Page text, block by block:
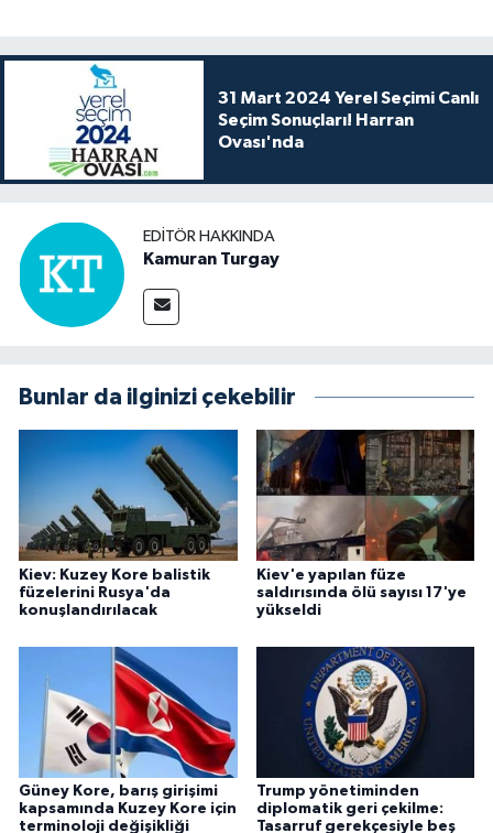
31 Mart 2024 Yerel Seçimi Canlı
Seçim Sonuçları! Harran
Ovası'nda
EDITÖR HAKKINDA
Kamuran Turgay
Bunlar da ilginizi çekebilir
Kiev: Kuzey Kore balistik
füzelerini Rusya'da
konuşlandırılacak
Kiev'e yapılan füze
saldırısında ölü sayısı 17'ye
yükseldi
Güney Kore, barış girişimi
kapsamında Kuzey Kore için
terminoloji değişikliği
Trump yönetiminden
diplomatik geri çekilme:
Tasarruf gerekçesiyle beş